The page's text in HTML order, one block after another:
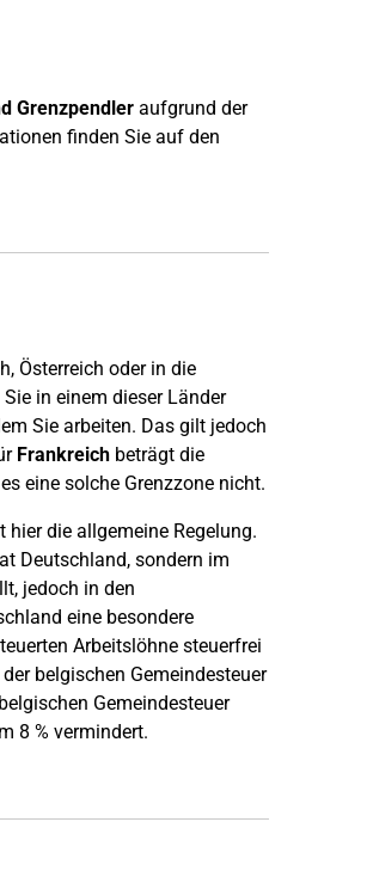
Grenzpendleraufgrund der
finden Sie auf den
Österreich oder in die
in einem dieser Länder
Sie arbeiten. Das gilt jedoch
Frankreichbeträgt die
eine solche Grenzzone nicht.
die allgemeine Regelung.
Deutschland, sondern im
jedoch in den
eine besondere
Arbeitslöhne steuerfrei
belgischen Gemeindesteuer
Gemeindesteuer
8 % vermindert.